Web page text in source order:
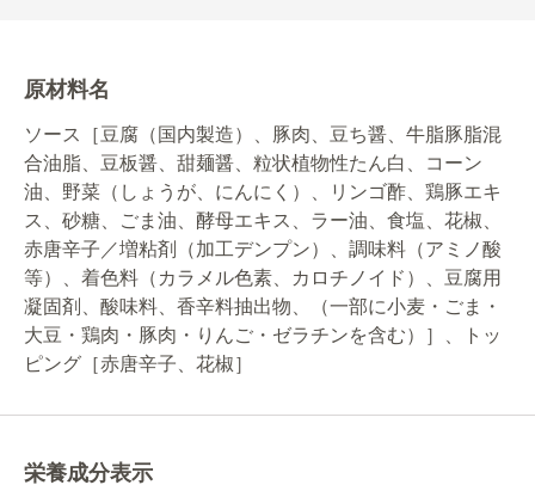
原材料名
ソース［豆腐（国内製造）、豚肉、豆ち醤、牛脂豚脂混
合油脂、豆板醤、甜麺醤、粒状植物性たん白、コーン
油、野菜（しょうが、にんにく）、リンゴ酢、鶏豚エキ
ス、砂糖、ごま油、酵母エキス、ラー油、食塩、花椒、
赤唐辛子／増粘剤（加工デンプン）、調味料（アミノ酸
等）、着色料（カラメル色素、カロチノイド）、豆腐用
凝固剤、酸味料、香辛料抽出物、（一部に小麦・ごま・
大豆・鶏肉・豚肉・りんご・ゼラチンを含む）］、トッ
ピング［赤唐辛子、花椒］
栄養成分表示